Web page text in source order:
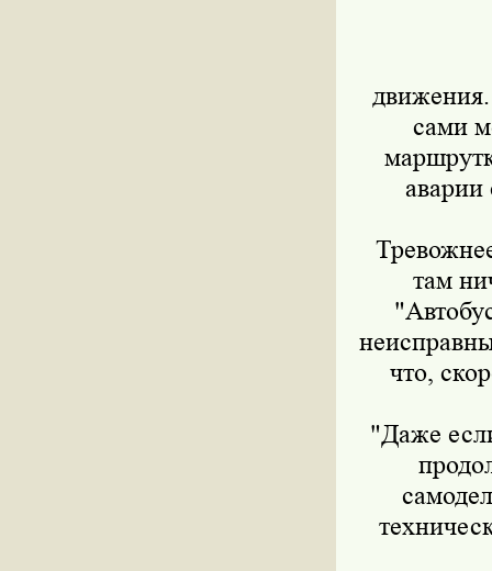
сами
аварии
там
что,
"Даже